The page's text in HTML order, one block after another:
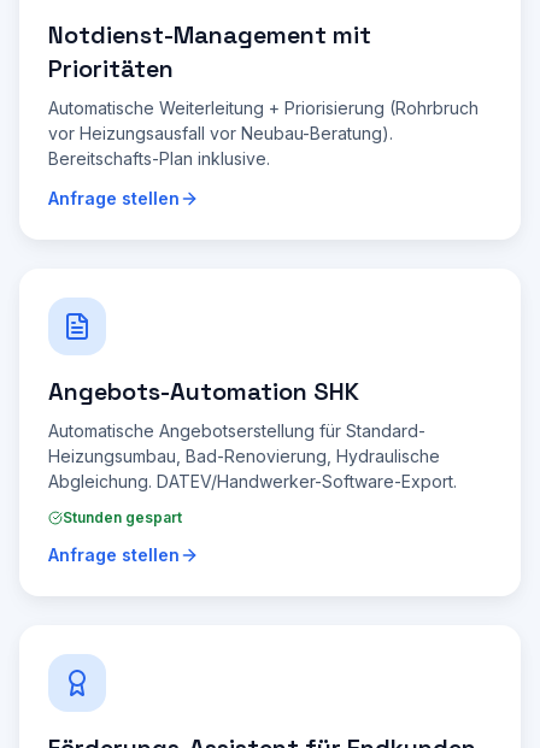
Notdienst-Management mit
Prioritäten
Automatische Weiterleitung + Priorisierung (Rohrbruch
vor Heizungsausfall vor Neubau-Beratung).
Bereitschafts-Plan inklusive.
Anfrage stellen
Angebots-Automation SHK
Automatische Angebotserstellung für Standard-
Heizungsumbau, Bad-Renovierung, Hydraulische
Abgleichung. DATEV/Handwerker-Software-Export.
Stunden gespart
Anfrage stellen